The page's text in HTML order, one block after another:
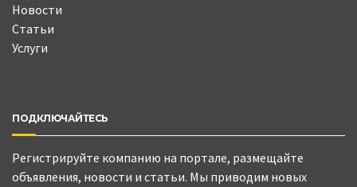
Новости
Статьи
Услуги
ПОДКЛЮЧАЙТЕСЬ
Регистрируйте компанию на портале, размещайте
объявления, новости и статьи. Мы приводим новых